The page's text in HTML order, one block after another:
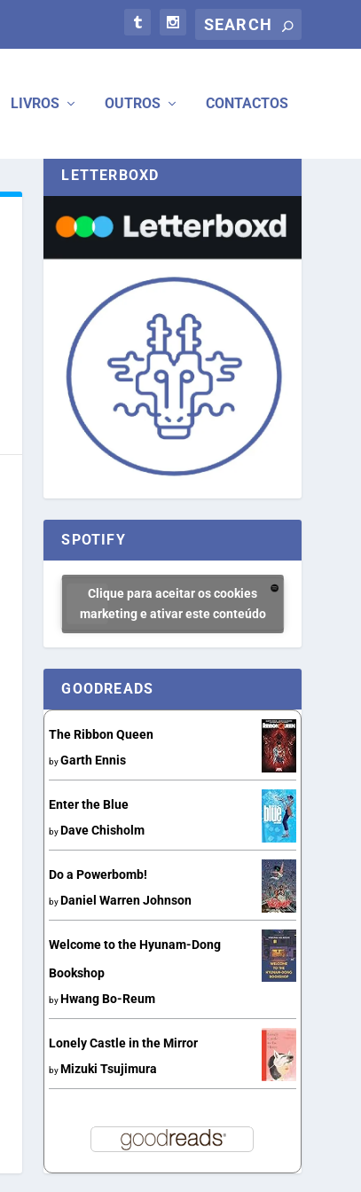
LIVROS OUTROS CONTACTOS
LETTERBOXD
SPOTIFY
Clique para aceitar os cookies
marketing e ativar este conteúdo
GOODREADS
The Ribbon Queen
byGarth Ennis
Enter the Blue
by Dave Chisholm
Do a Powerbomb!
by Daniel Warren Johnson
Welcome to the Hyunam-Dong
Bookshop
by Hwang Bo-Reum
Lonely Castle in the Mirror
by Mizuki Tsujimura